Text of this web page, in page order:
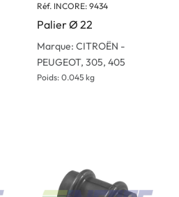
Réf. INCORE: 9434
Palier Ø 22
Marque: CITROËN -
PEUGEOT, 305, 405
Poids: 0.045 kg